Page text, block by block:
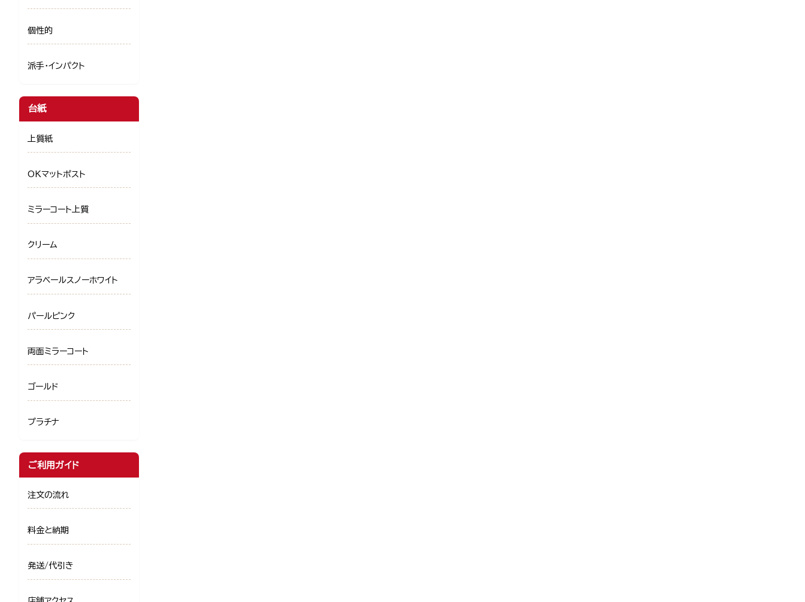
個性的
派手・インパクト
台紙
上質紙
OKマットポスト
ミラーコート上質
クリーム
アラベールスノーホワイト
パールピンク
両面ミラーコート
ゴールド
プラチナ
ご利用ガイド
注文の流れ
料金と納期
発送/代引き